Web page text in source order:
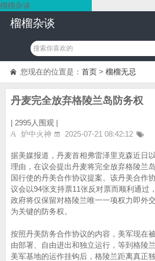
榴榴杂谈
榴榴杂谈
您现在的位置是： 首页 > 榴榴无忌
丹麦完全放弃格陵兰岛防务权
| 2995人围观 |
炉中火神
2025-07-21 08:42:12
据美媒报道，丹麦首相弗雷泽里克森近日
理由，在议会提出丹麦将完全放弃格陵兰
国行使的丹美合作协议提案。该丹美合作
议会以94张支持票11张反对票而顺利通过
政府将仅保留对格陵兰唯一一项权力即外
为关键的防务权。
按照丹美防务合作协议的内容，美军现在
由部署、自由进出和独立运行，等到格陵
美军基地的运作挂钩后，格陵兰距离真正